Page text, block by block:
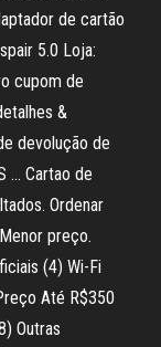
de cartão
5.0 Loja:
cupom de
&
devolução de
… Cartao de
Ordenar
preço.
(4) Wi-Fi
Até R$350
Outras